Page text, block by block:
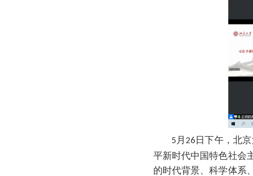
5 月 26 日下午，北
平新时代中国特色社会
的时代背景、科学体系